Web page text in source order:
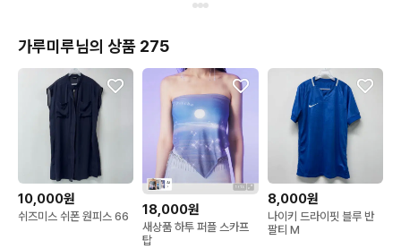
가루미루님의 상품 275
10,000원
쉬즈미스 쉬폰 원피스 66 18,000원
새상품 하투 퍼플 스카프
탑
8,000원
나이키 드라이핏 블루 반
팔티 M